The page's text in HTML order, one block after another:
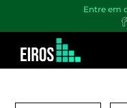
Entre em